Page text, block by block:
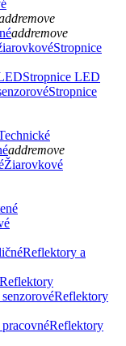
remove
addremove
Stropnice
Stropnice LED
Stropnice
addremove
Žiarovkové
Reflektory a
Reflektory
Reflektory
Reflektory